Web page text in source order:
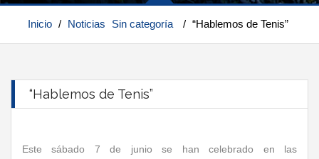
Inicio / Noticias Sin categoría / “Hablemos de Tenis”
“Hablemos de Tenis”
Este sábado 7 de junio se han celebrado en las